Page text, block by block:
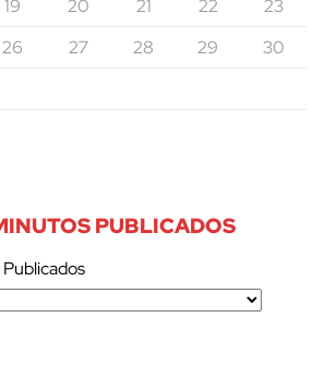
19 20 21 22
23
26 27 28 29
30
PUBLICADOS